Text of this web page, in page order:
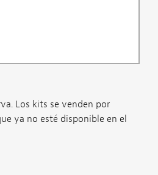
Los kits se venden por
ya no esté disponible en el